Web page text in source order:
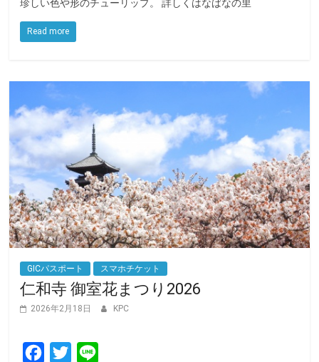
b
o
t
e
珍しい色や形のチューリップ。 詳しくはなばなの里
Read more
GICパスポート スマホチケット
仁和寺 御室花まつり2026
2026年2月18日 KPC
T